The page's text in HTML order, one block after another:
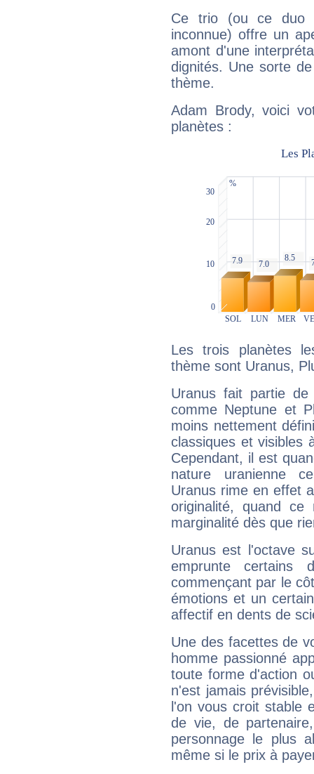
Ce trio (ou ce duo
inconnue) offre un
amont d'une
dignités. Une sorte
thème.
Adam Brody, voici
planètes :
Les trois planètes
thème sont Uranus,
Uranus fait partie
comme Neptune et
moins nettement
classiques et visibles
Cependant, il est
nature uranienne
Uranus rime en effet
originalité, quand ce
marginalité dès que
Uranus est l'octave
emprunte
commençant par le
émotions et un
affectif en dents de
Une des facettes de
homme passionné
toute forme d'action
n'est jamais
l'on vous croit stable
de vie, de
personnage le plus
même si le prix à